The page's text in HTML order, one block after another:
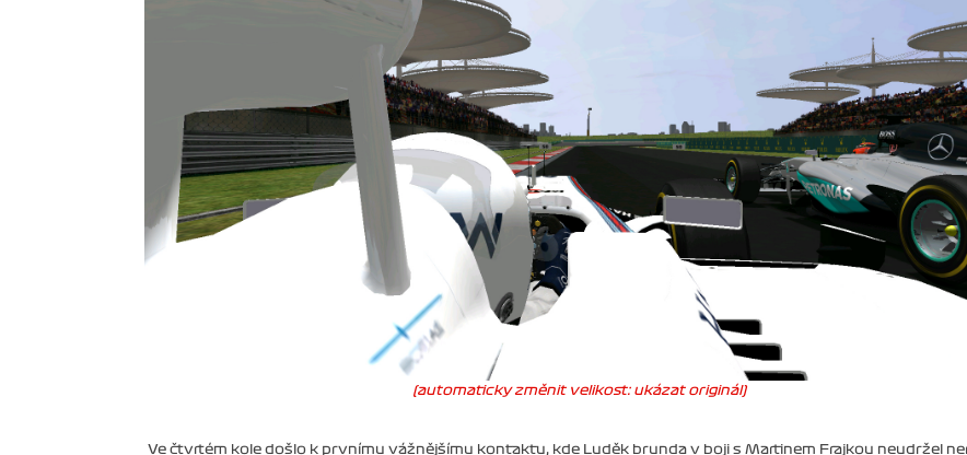
(automaticky změnit velikost: ukázat originál)
Ve čtvrtém kole došlo k prvnímu vážnějšímu kontaktu, kde Luděk brunda v boji s Martinem Frajkou neudržel